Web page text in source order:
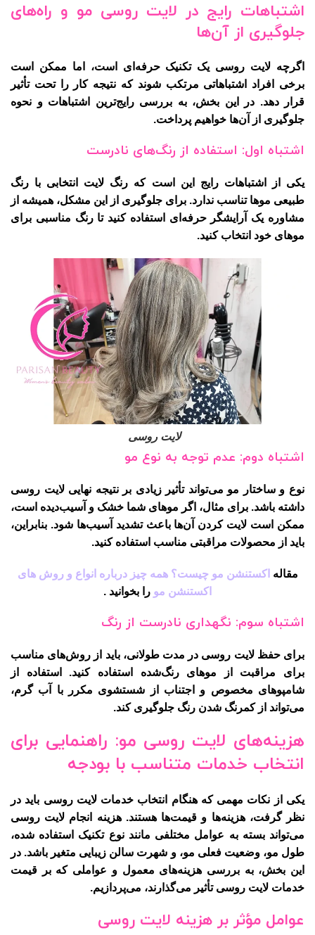
اشتباهات رایج در لایت روسی مو و راه‌های
جلوگیری از آن‌ها
اگرچه لایت روسی یک تکنیک حرفه‌ای است، اما ممکن است
برخی افراد اشتباهاتی مرتکب شوند که نتیجه کار را تحت تأثیر
قرار دهد. در این بخش، به بررسی رایج‌ترین اشتباهات و نحوه
جلوگیری از آن‌ها خواهیم پرداخت.
اشتباه اول: استفاده از رنگ‌های نادرست
یکی از اشتباهات رایج این است که رنگ لایت انتخابی با رنگ
طبیعی موها تناسب ندارد. برای جلوگیری از این مشکل، همیشه از
مشاوره یک آرایشگر حرفه‌ای استفاده کنید تا رنگ مناسبی برای
موهای خود انتخاب کنید.
لایت روسی
اشتباه دوم: عدم توجه به نوع مو
نوع و ساختار مو می‌تواند تأثیر زیادی بر نتیجه نهایی لایت روسی
داشته باشد. برای مثال، اگر موهای شما خشک و آسیب‌دیده است،
ممکن است لایت کردن آن‌ها باعث تشدید آسیب‌ها شود. بنابراین،
باید از محصولات مراقبتی مناسب استفاده کنید.
مقاله اکستنشن مو چیست؟ همه چیز درباره انواع و روش های
اکستنشن مو را بخوانید .
اشتباه سوم: نگهداری نادرست از رنگ
برای حفظ لایت روسی در مدت طولانی، باید از روش‌های مناسب
برای مراقبت از موهای رنگ‌شده استفاده کنید. استفاده از
شامپوهای مخصوص و اجتناب از شستشوی مکرر با آب گرم،
می‌تواند از کمرنگ شدن رنگ جلوگیری کند.
هزینه‌های لایت روسی مو: راهنمایی برای
انتخاب خدمات متناسب با بودجه
یکی از نکات مهمی که هنگام انتخاب خدمات لایت روسی باید در
نظر گرفت، هزینه‌ها و قیمت‌ها هستند. هزینه انجام لایت روسی
می‌تواند بسته به عوامل مختلفی مانند نوع تکنیک استفاده شده،
طول مو، وضعیت فعلی مو، و شهرت سالن زیبایی متغیر باشد. در
این بخش، به بررسی هزینه‌های معمول و عواملی که بر قیمت
خدمات لایت روسی تأثیر می‌گذارند، می‌پردازیم.
عوامل مؤثر بر هزینه لایت روسی